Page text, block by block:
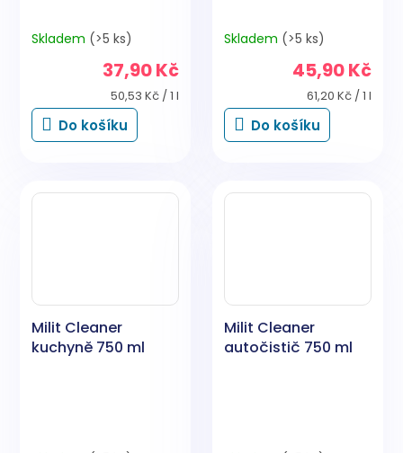
Skladem (>5 ks)
37,90 Kč
Měrná
cena:
50,53 Kč / 1 l
Do košíku
Skladem (>5 ks)
45,90 Kč
Měrná
cena:
61,20 Kč / 1 l
Do košíku
Milit Cleaner
kuchyně 750 ml
Milit Cleaner
autočistič 750 ml